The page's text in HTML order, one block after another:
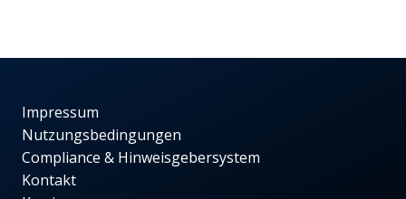
Impressum
Nutzungsbedingungen
Compliance & Hinweisgebersystem
Kontakt